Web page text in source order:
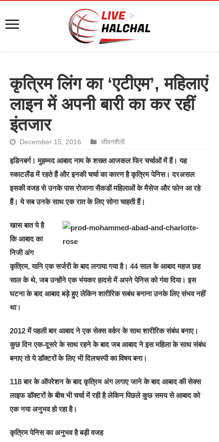
कृत्रिम लिंग का ‘एटीएम’, महिलाएं
लाइन में अपनी बारी का कर रहीं
इंतजार
December 15, 2016 जीवनशैली
इडिनबर्ग। मुहम्मद आबाद नाम के शख्‍स आजकल फिर चर्चाओं में हैं। यह
स्‍काटलैंड में रहते हैं और इनकी चर्चा का कारण है कृत्रिम पेनिस। दरअसल
इसकी वजह से उनके पास रोजाना सैकडों महिलाओं के मैसेज और फोन आ रहे
हैं। ये सब उनके साथ एक रात के लिए सोना चाहती हैं।
खास बात ये है
कि आबाद का
निजी अंग
कृत्रिम, यानि एक सर्जरी के बाद लगाया गया है। 44 साल के आबाद महज छह
साल के थे, जब उन्होंने एक भंयकर हादसे में अपने पेनिस को गंवा दिया। इस
घटना के बाद आबाद बड़े हुए लेकिन शारीरिक सबंध बनाना उनके लिए संभव नहीं
था।
2012 में पहली बार आबाद ने एक सेक्स वर्कर के साथ शारीरिक संबंध बनाए।
कुछ दिन एक-दूसरे के साथ रहने के बाद जब आबाद ने इस महिला के साथ संबंध
बनाए तो ये डॉक्टरों के लिए भी दिलचस्पी का विषय बना।
118 बार के ऑपरेशन के बाद कृत्रिम अंग लगाए जाने के बाद आबाद की सेक्स
लाइफ डॉक्टरों के बीच भी चर्चा में रही है लेकिन पिछले कुछ समय से आबाद को
एक नया अनुभव हो रहा है।
कृत्रिम पेनिस का अनुभव है बड़ी वजह